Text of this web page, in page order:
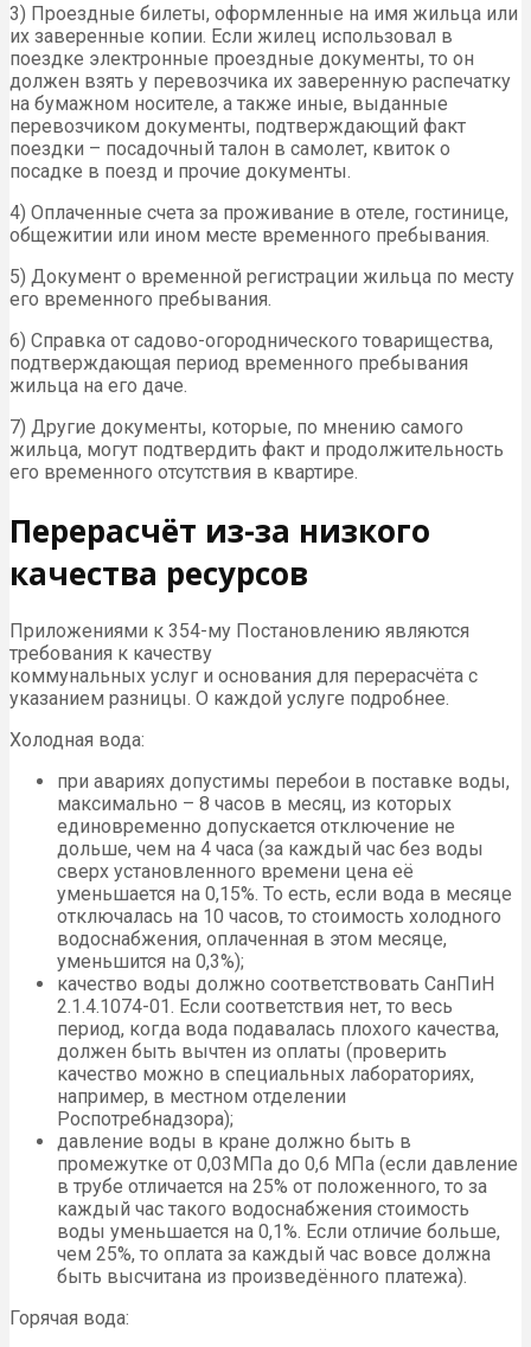
3) Проездные билеты, оформленные на имя жильца или
их заверенные копии. Если жилец использовал в
поездке электронные проездные документы, то он
должен взять у перевозчика их заверенную распечатку
на бумажном носителе, а также иные, выданные
перевозчиком документы, подтверждающий факт
поездки – посадочный талон в самолет, квиток о
посадке в поезд и прочие документы.
4) Оплаченные счета за проживание в отеле, гостинице,
общежитии или ином месте временного пребывания.
5) Документ о временной регистрации жильца по месту
его временного пребывания.
6) Справка от садово-огороднического товарищества,
подтверждающая период временного пребывания
жильца на его даче.
7) Другие документы, которые, по мнению самого
жильца, могут подтвердить факт и продолжительность
его временного отсутствия в квартире.
Перерасчёт из-за низкого
качества ресурсов
Приложениями к 354-му Постановлению являются
требования к качеству
коммунальных услуг и основания для перерасчёта с
указанием разницы. О каждой услуге подробнее.
Холодная вода:
при авариях допустимы перебои в поставке воды,
максимально – 8 часов в месяц, из которых
единовременно допускается отключение не
дольше, чем на 4 часа (за каждый час без воды
сверх установленного времени цена её
уменьшается на 0,15%. То есть, если вода в месяце
отключалась на 10 часов, то стоимость холодного
водоснабжения, оплаченная в этом месяце,
уменьшится на 0,3%);
качество воды должно соответствовать СанПиН
2.1.4.1074-01. Если соответствия нет, то весь
период, когда вода подавалась плохого качества,
должен быть вычтен из оплаты (проверить
качество можно в специальных лабораториях,
например, в местном отделении
Роспотребнадзора);
давление воды в кране должно быть в
промежутке от 0,03МПа до 0,6 МПа (если давление
в трубе отличается на 25% от положенного, то за
каждый час такого водоснабжения стоимость
воды уменьшается на 0,1%. Если отличие больше,
чем 25%, то оплата за каждый час вовсе должна
быть высчитана из произведённого платежа).
Горячая вода: